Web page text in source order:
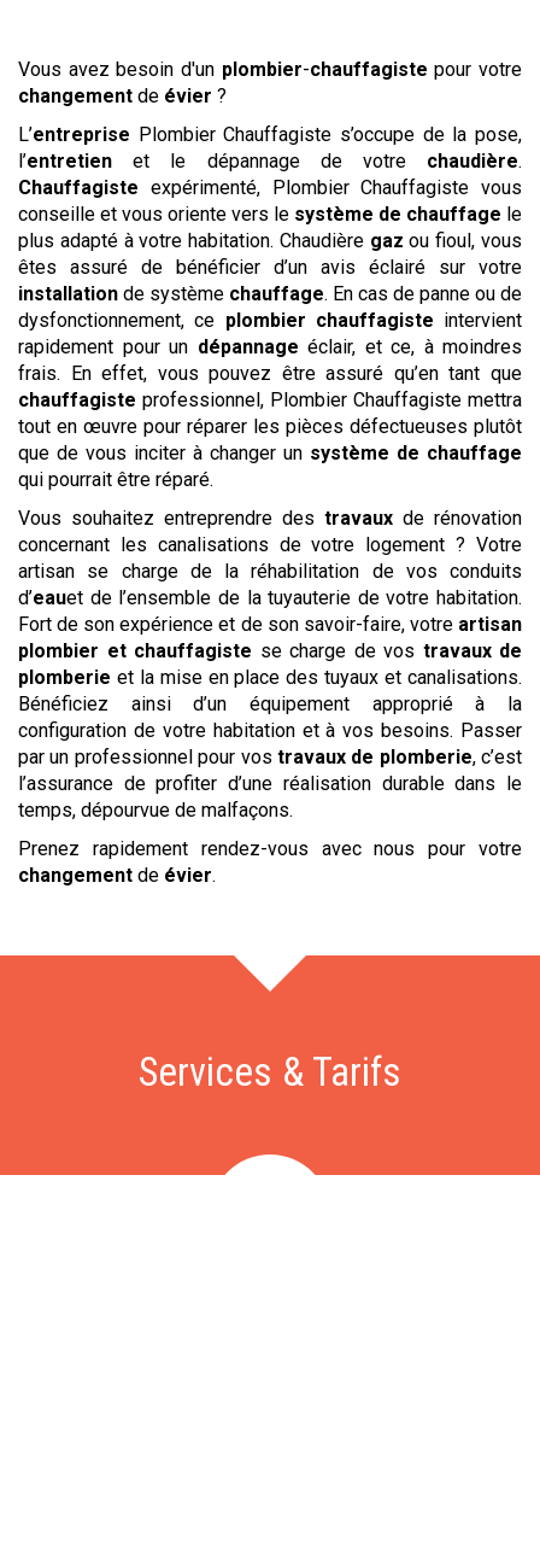
Vous avez besoin d'un plombier-chauffagiste pour votre
changement de évier ?
L’entreprise Plombier Chauffagiste s’occupe de la pose,
l’entretien et le dépannage de votre chaudière.
Chauffagiste expérimenté, Plombier Chauffagiste vous
conseille et vous oriente vers le système de chauffage le
plus adapté à votre habitation. Chaudière gaz ou fioul, vous
êtes assuré de bénéficier d’un avis éclairé sur votre
installation de système chauffage. En cas de panne ou de
dysfonctionnement, ce plombier chauffagiste intervient
rapidement pour un dépannage éclair, et ce, à moindres
frais. En effet, vous pouvez être assuré qu’en tant que
chauffagiste professionnel, Plombier Chauffagiste mettra
tout en œuvre pour réparer les pièces défectueuses plutôt
que de vous inciter à changer un système de chauffage
qui pourrait être réparé.
Vous souhaitez entreprendre des travaux de rénovation
concernant les canalisations de votre logement ? Votre
artisan se charge de la réhabilitation de vos conduits
d’eauet de l’ensemble de la tuyauterie de votre habitation.
Fort de son expérience et de son savoir-faire, votre artisan
plombier et chauffagiste se charge de vos travaux de
plomberie et la mise en place des tuyaux et canalisations.
Bénéficiez ainsi d’un équipement approprié à la
configuration de votre habitation et à vos besoins. Passer
par un professionnel pour vos travaux de plomberie, c’est
l’assurance de profiter d’une réalisation durable dans le
temps, dépourvue de malfaçons.
Prenez rapidement rendez-vous avec nous pour votre
changement de évier.
Services & Tarifs